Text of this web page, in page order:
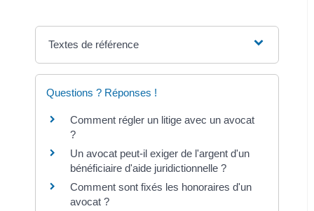
Textes de référence
Questions ? Réponses !
Comment régler un litige avec un avocat
?
Un avocat peut-il exiger de l'argent d'un
bénéficiaire d'aide juridictionnelle ?
Comment sont fixés les honoraires d'un
avocat ?